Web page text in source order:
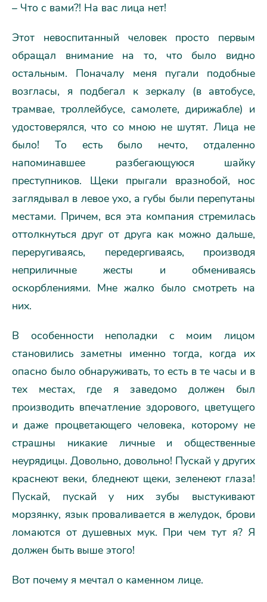
– Что с вами?! На вас лица нет!
Этот невоспитанный человек просто первым
обращал внимание на то, что было видно
остальным. Поначалу меня пугали подобные
возгласы, я подбегал к зеркалу (в автобусе,
трамвае, троллейбусе, самолете, дирижабле) и
удостоверялся, что со мною не шутят. Лица не
было! То есть было нечто, отдаленно
напоминавшее разбегающуюся шайку
преступников. Щеки прыгали вразнобой, нос
заглядывал в левое ухо, а губы были перепутаны
местами. Причем, вся эта компания стремилась
оттолкнуться друг от друга как можно дальше,
переругиваясь, передергиваясь, производя
неприличные жесты и обмениваясь
оскорблениями. Мне жалко было смотреть на
них.
В особенности неполадки с моим лицом
становились заметны именно тогда, когда их
опасно было обнаруживать, то есть в те часы и в
тех местах, где я заведомо должен был
производить впечатление здорового, цветущего
и даже процветающего человека, которому не
страшны никакие личные и общественные
неурядицы. Довольно, довольно! Пускай у других
краснеют веки, бледнеют щеки, зеленеют глаза!
Пускай, пускай у них зубы выстукивают
морзянку, язык проваливается в желудок, брови
ломаются от душевных мук. При чем тут я? Я
должен быть выше этого!
Вот почему я мечтал о каменном лице.